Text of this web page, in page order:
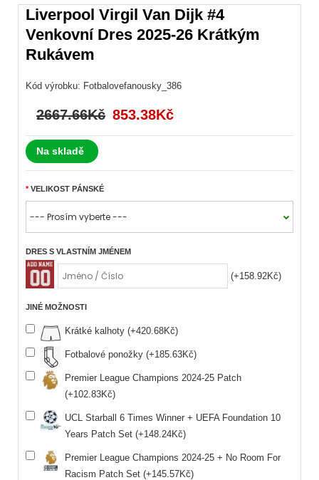
Liverpool Virgil Van Dijk #4
Venkovní Dres 2025-26 Krátkým
Rukávem
Kód výrobku: Fotbalovefanousky_386
2667.66Kč 853.38Kč
Na skladě
VELIKOST PÁNSKÉ
DRES S VLASTNÍM JMÉNEM
(+158.92Kč)
JINÉ MOŽNOSTI
Krátké kalhoty (+420.68Kč)
Fotbalové ponožky (+185.63Kč)
Premier League Champions 2024-25 Patch
(+102.83Kč)
UCL Starball 6 Times Winner + UEFA Foundation 10
Years Patch Set (+148.24Kč)
Premier League Champions 2024-25 + No Room For
Racism Patch Set (+145.57Kč)